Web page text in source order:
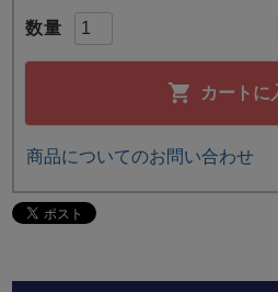
カートに
商品についてのお問い合わせ